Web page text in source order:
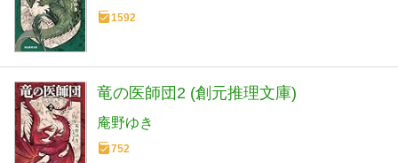
1592
竜の医師団2 (創元推理文庫)
庵野ゆき
752